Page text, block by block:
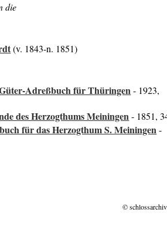
die
(v. 1843-n. 1851)
Adreßbuch für Thüringen- 1923,
des Herzogthums Meiningen- 1851,
für das Herzogthum S. Meiningen-
©